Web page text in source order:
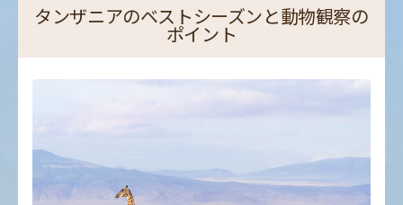
タンザニアのベストシーズンと動物観察の
ポイント